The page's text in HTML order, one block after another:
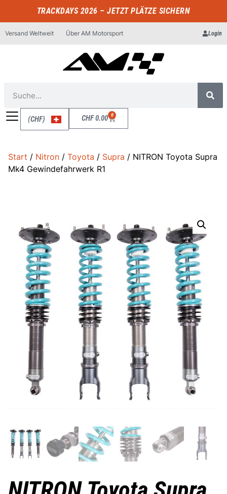
TRACKDAYS 2026 – JETZT PLÄTZE SICHERN
Versand Weltweit Über AM Motorsport Login
(CHF) CHF0.00 0
Start / Nitron / Toyota / Supra / NITRON Toyota Supra
Mk4 Gewindefahrwerk R1